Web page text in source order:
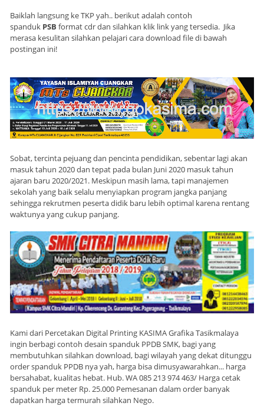
Baiklah langsung ke TKP yah.. berikut adalah contoh
spanduk PSB format cdr dan silahkan klik link yang tersedia. Jika
merasa kesulitan silahkan pelajari cara download file di bawah
postingan ini!
Sobat, tercinta pejuang dan pencinta pendidikan, sebentar lagi akan
masuk tahun 2020 dan tepat pada bulan Juni 2020 masuk tahun
ajaran baru 2020/2021. Meskipun masih lama, tapi manajemen
sekolah yang baik selalu menyiapkan program jangka panjang
sehingga rekrutmen peserta didik baru lebih optimal karena rentang
waktunya yang cukup panjang.
Kami dari Percetakan Digital Printing KASIMA Grafika Tasikmalaya
ingin berbagi contoh desain spanduk PPDB SMK, bagi yang
membutuhkan silahkan download, bagi wilayah yang dekat ditunggu
order spanduk PPDB nya yah, harga bisa dimusyawarahkan... harga
bersahabat, kualitas hebat. Hub. WA 085 213 974 463/ Harga cetak
spanduk per meter Rp. 25.000 Pemesanan dalam order banyak
dapatkan harga termurah silahkan Nego.